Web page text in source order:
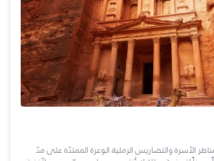
الآسرة والتضاريس الرملية الوعرة الممتدّة على مدّ